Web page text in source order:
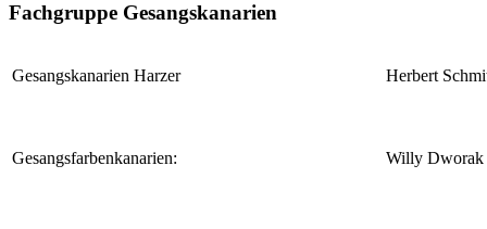
Fachgruppe Gesangskanarien
Gesangskanarien Harzer Herbert
Gesangsfarbenkanarien: Willy Dworak